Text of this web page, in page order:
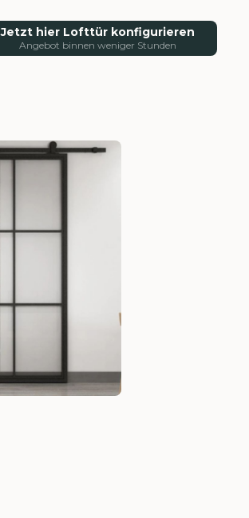
Jetzt hier Lofttür konfigurieren
Angebot binnen weniger Stunden